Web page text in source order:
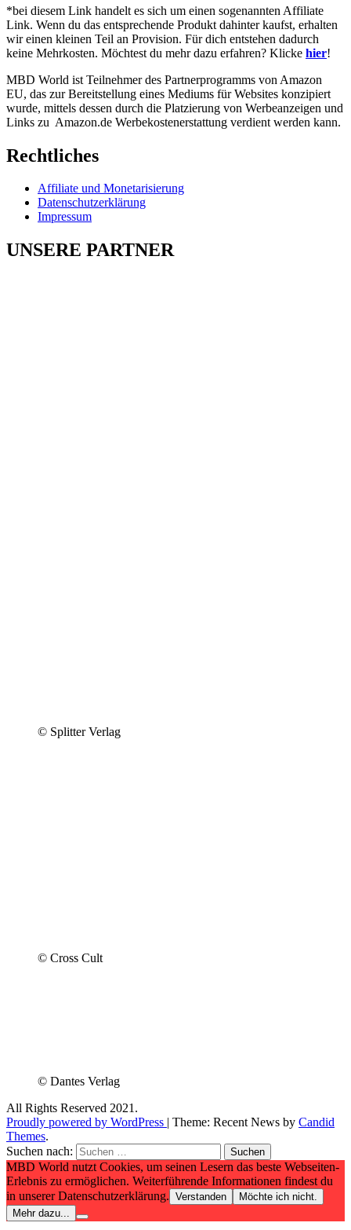
*bei diesem Link handelt es sich um einen sogenannten Affiliate
Link. Wenn du das entsprechende Produkt dahinter kaufst, erhalten
wir einen kleinen Teil an Provision. Für dich entstehen dadurch
keine Mehrkosten. Möchtest du mehr dazu erfahren? Klicke hier!
MBD World ist Teilnehmer des Partnerprogramms von Amazon
EU, das zur Bereitstellung eines Mediums für Websites konzipiert
wurde, mittels dessen durch die Platzierung von Werbeanzeigen und
Links zu Amazon.de Werbekostenerstattung verdient werden kann.
Rechtliches
Affiliate und Monetarisierung
Datenschutzerklärung
Impressum
UNSERE PARTNER
© Splitter Verlag
© Cross Cult
© Dantes Verlag
All Rights Reserved 2021.
Proudly powered by WordPress | Theme: Recent News by Candid
Themes.
Suchen nach:
MBD World nutzt Cookies, um seinen Lesern das beste Webseiten-
Erlebnis zu ermöglichen. Weiterführende Informationen findest du
in unserer Datenschutzerklärung. Verstanden
Möchte ich nicht.
Mehr dazu...